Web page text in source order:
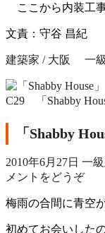
ここから内装工
文責：守谷 昌紀
建築家 / 大阪 一級
C29 「Shabby
「Shabby
2010年6月27日 一
メントをどうぞ
梅雨の合間に青空
初めてお会いした